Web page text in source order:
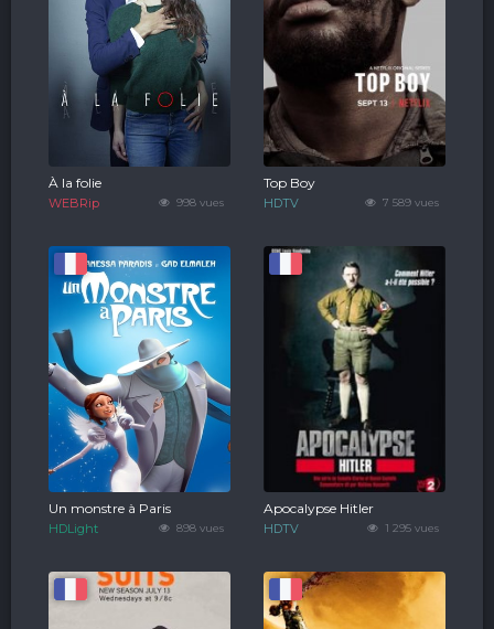
998 vues
À la folie
WEBRip 7 589 vues
Top Boy
HDTV
898 vues
Un monstre à Paris
HDLight 1 295 vues
Apocalypse Hitler
HDTV